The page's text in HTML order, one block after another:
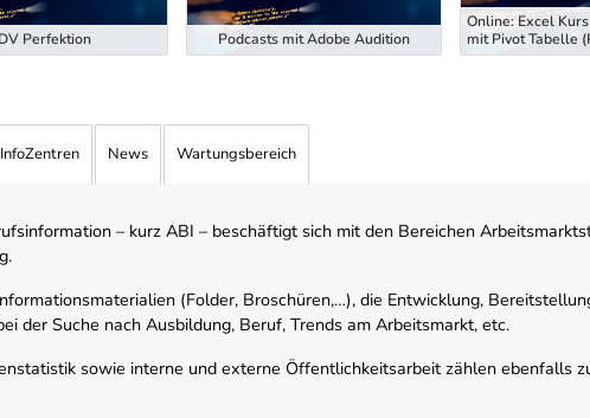
Perfektion Podcasts mit Adobe Audition
Online: Excel
mit Pivot Tabelle
News Wartungsbereich
– kurz ABI – beschäftigt sich mit den Bereichen
(Folder, Broschüren,…), die Entwicklung,
der Suche nach Ausbildung, Beruf, Trends am Arbeitsmarkt, etc.
sowie interne und externe Öffentlichkeitsarbeit zählen ebenfalls